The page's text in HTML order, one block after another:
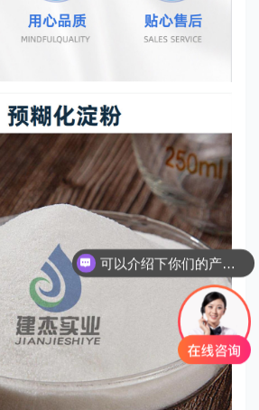
可以介绍下你们的产品么？